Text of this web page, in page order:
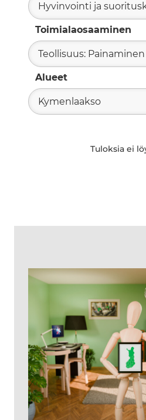
Hyvinvointi ja
Toimialaosaaminen
Teollisuus:
Alueet
Kymenlaakso
Tuloksia ei